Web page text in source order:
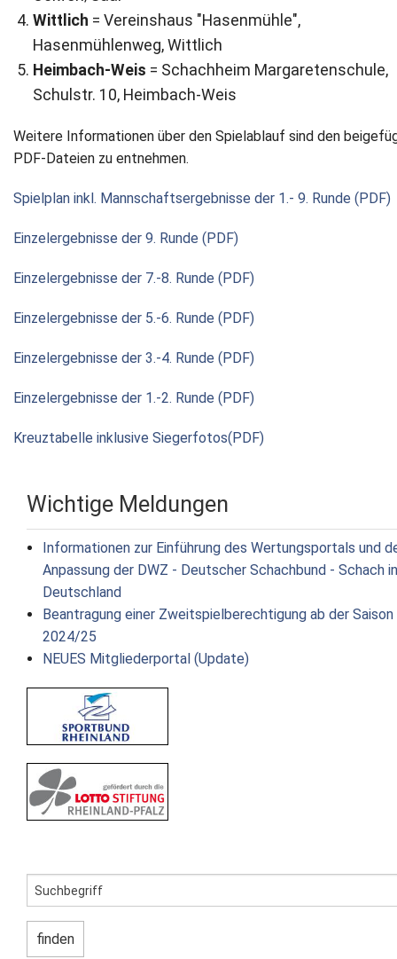
Wittlich = Vereinshaus "Hasenmühle",
Hasenmühlenweg, Wittlich
Heimbach-Weis = Schachheim Margaretenschule,
Schulstr. 10, Heimbach-Weis
Weitere Informationen über den Spielablauf sind den
PDF-Dateien zu entnehmen.
Spielplan inkl. Mannschaftsergebnisse der 1.- 9. Runde (PDF)
Einzelergebnisse der 9. Runde (PDF)
Einzelergebnisse der 7.-8. Runde (PDF)
Einzelergebnisse der 5.-6. Runde (PDF)
Einzelergebnisse der 3.-4. Runde (PDF)
Einzelergebnisse der 1.-2. Runde (PDF)
Kreuztabelle inklusive Siegerfotos(PDF)
Wichtige Meldungen
Informationen zur Einführung des Wertungsportals und
Anpassung der DWZ - Deutscher Schachbund - Schach in
Deutschland
Beantragung einer Zweitspielberechtigung ab der Saison
2024/25
NEUES Mitgliederportal (Update)